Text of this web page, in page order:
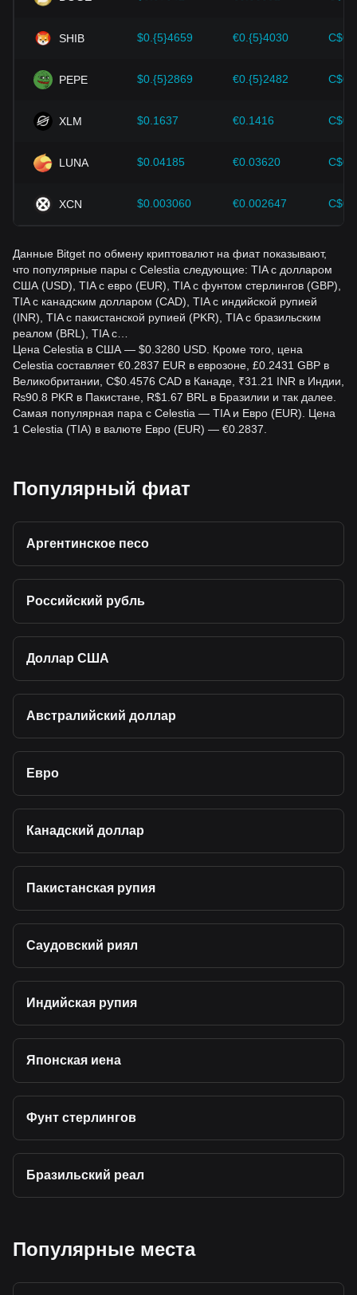
принимать неверных решений. Учитывая эти факторы,
будущими изменениями цены Celestia и
соответствующим образом корректировать свои
рынка.
SHIB $0.{5}4659 €0.{5}4030
PEPE $0.{5}2869 €0.{5}2482
XLM $0.1637 €0.1416
LUNA $0.04185 €0.03620
XCN $0.003060 €0.002647
Данные Bitget по обмену криптовалют на фиат показывают,
что популярные пары с Celestia следующие: TIA с долларом
США (USD), TIA с евро (EUR), TIA с фунтом стерлингов (GBP),
TIA с канадским долларом (CAD), TIA с индийской рупией
(INR), TIA с пакистанской рупией (PKR), TIA с бразильским
реалом (BRL), TIA с…
Цена Celestia в США — $0.3280 USD. Кроме того, цена
Celestia составляет €0.2837 EUR в еврозоне, £0.2431 GBP в
Великобритании, C$0.4576 CAD в Канаде, ₹31.21 INR в Индии,
₨90.8 PKR в Пакистане, R$1.67 BRL в Бразилии и так далее.
Самая популярная пара с Celestia — TIA и Евро (EUR). Цена
1 Celestia (TIA) в валюте Евро (EUR) — €0.2837.
Популярный фиат
Аргентинское песо
Российский рубль
Доллар США
Австралийский доллар
Евро
Канадский доллар
Пакистанская рупия
Саудовский риял
Индийская рупия
Японская иена
Фунт стерлингов
Бразильский реал
Популярные места